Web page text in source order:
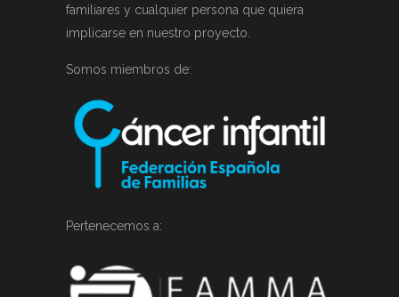
familiares y cualquier persona que quiera
implicarse en nuestro proyecto.
Somos miembros de:
Pertenecemos a: